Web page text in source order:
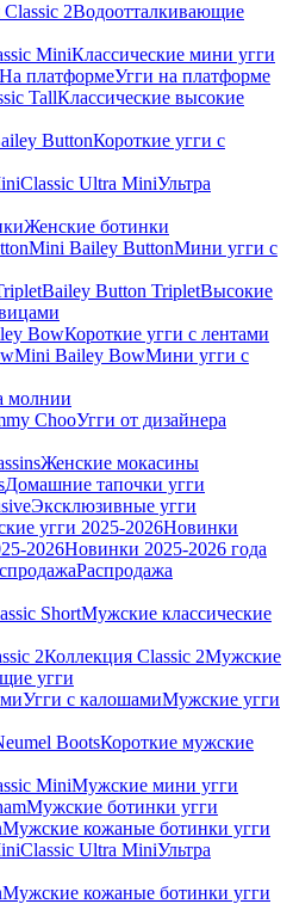
2Водоотталкивающие
MiniКлассические мини угги
На платформеУгги на платформе
TallКлассические высокие
ButtonКороткие угги с
Classic Ultra MiniУльтра
Женские ботинки
Mini Bailey ButtonМини угги с
Bailey Button TripletВысокие
BowКороткие угги с лентами
Mini Bailey BowМини угги с
молнии
ChooУгги от дизайнера
Женские мокасины
Домашние тапочки угги
Эксклюзивные угги
Новинки
2026Новинки 2025-2026 года
Распродажа
ShortМужские классические
Коллекция Classic 2Мужские
угги
Угги с калошамиМужские угги
BootsКороткие мужские
MiniМужские мини угги
Мужские ботинки угги
Мужские кожаные ботинки угги
Classic Ultra MiniУльтра
Мужские кожаные ботинки угги